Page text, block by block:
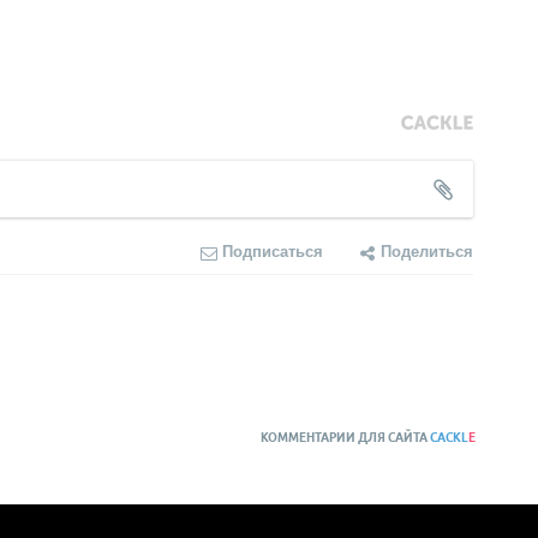
Подписаться Поделиться
КОММЕНТАРИИ ДЛЯ САЙТАCACKL E